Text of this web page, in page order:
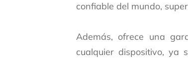
confiable del mundo,
Además, ofrece una
cualquier dispositivo, ya